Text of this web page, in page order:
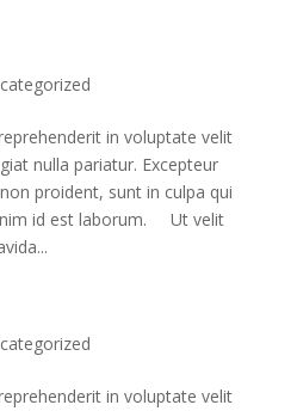
in voluptate velit
nulla pariatur. Excepteur
proident, sunt in culpa qui
id est laborum. Ut velit
in voluptate velit